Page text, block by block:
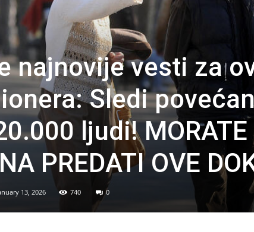
najnovije vesti za
Sledi
ljudi! MORATE
PREDATI OVE
13, 2026 740 0